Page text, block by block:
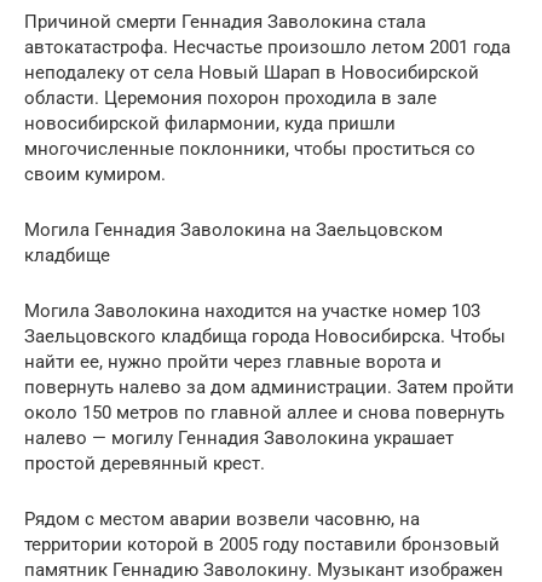
Причиной смерти Геннадия Заволокина стала
автокатастрофа. Несчастье произошло летом 2001 года
неподалеку от села Новый Шарап в Новосибирской
области. Церемония похорон проходила в зале
новосибирской филармонии, куда пришли
многочисленные поклонники, чтобы проститься со
своим кумиром.
Могила Геннадия Заволокина на Заельцовском
кладбище
Могила Заволокина находится на участке номер 103
Заельцовского кладбища города Новосибирска. Чтобы
найти ее, нужно пройти через главные ворота и
повернуть налево за дом администрации. Затем пройти
около 150 метров по главной аллее и снова повернуть
налево — могилу Геннадия Заволокина украшает
простой деревянный крест.
Рядом с местом аварии возвели часовню, на
территории которой в 2005 году поставили бронзовый
памятник Геннадию Заволокину. Музыкант изображен